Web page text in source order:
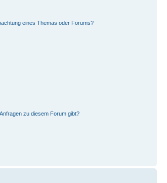
eines Themas oder Forums?
zu diesem Forum gibt?